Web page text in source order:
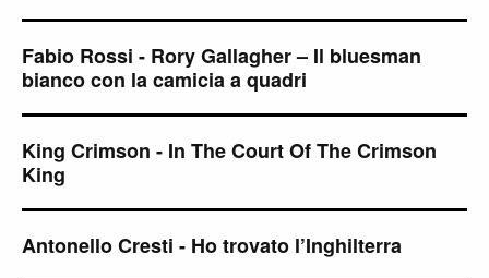
Fabio Rossi - Rory Gallagher – Il bluesman
bianco con la camicia a quadri
King Crimson - In The Court Of The Crimson
King
Antonello Cresti - Ho trovato l’Inghilterra